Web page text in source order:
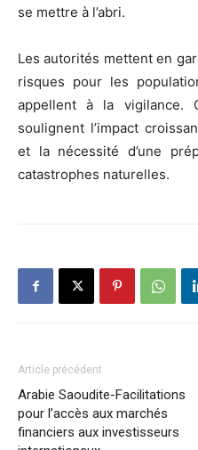
se mettre à l’abri.
Les autorités mettent en
risques pour les
appellent à la vigilance.
soulignent l’impact
et la nécessité d’une
catastrophes naturelles.
Article précédent
Arabie Saoudite-Facilitations
pour l’accès aux marchés
financiers aux investisseurs